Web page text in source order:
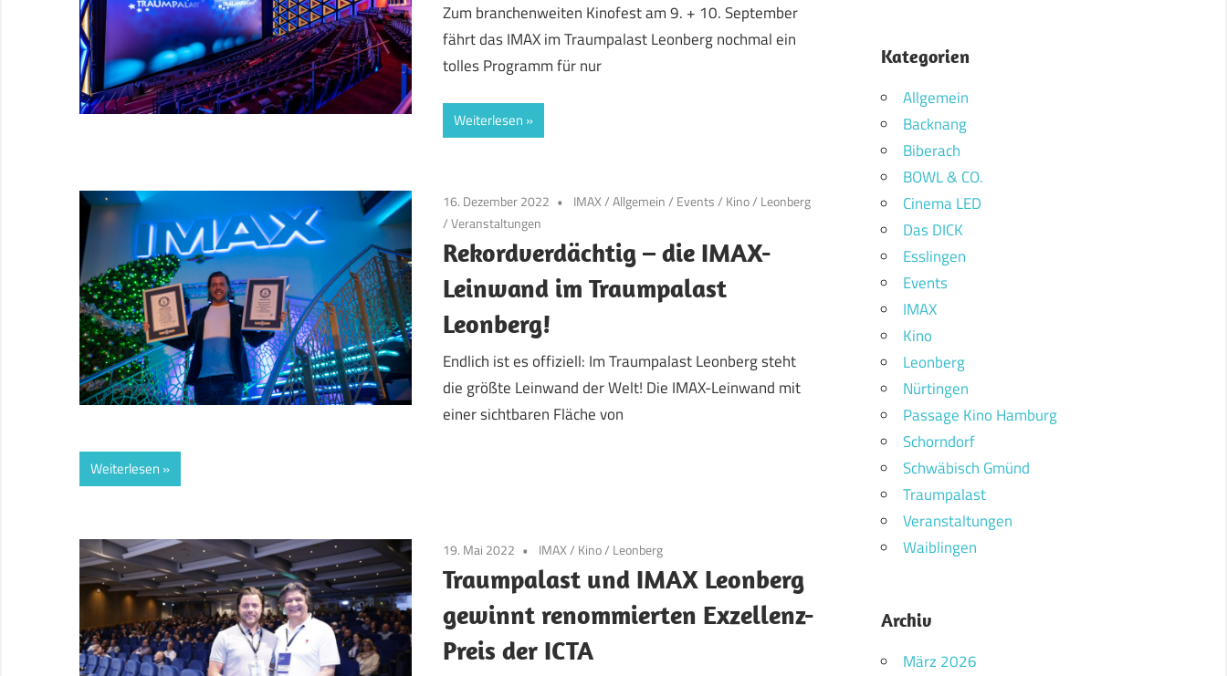
Zum branchenweiten Kinofest am 9. + 10. September
fährt das IMAX im Traumpalast Leonberg nochmal ein
tolles Programm für nur
Weiterlesen
16. Dezember 2022 IMAX/Allgemein/ Events/ Kino/ Leonberg
/Veranstaltungen
Rekordverdächtig – die IMAX-
Leinwand im Traumpalast
Leonberg!
Endlich ist es offiziell: Im Traumpalast Leonberg steht
die größte Leinwand der Welt! Die IMAX-Leinwand mit
einer sichtbaren Fläche von
Weiterlesen
19. Mai 2022 IMAX/ Kino/ Leonberg
Traumpalast und IMAX Leonberg
gewinnt renommierten Exzellenz-
Preis der ICTA
Kategorien
Allgemein
Backnang
Biberach
BOWL & CO.
Cinema LED
Das DICK
Esslingen
Events
IMAX
Kino
Leonberg
Nürtingen
Passage Kino Hamburg
Schorndorf
Schwäbisch Gmünd
Traumpalast
Veranstaltungen
Waiblingen
Archiv
März 2026